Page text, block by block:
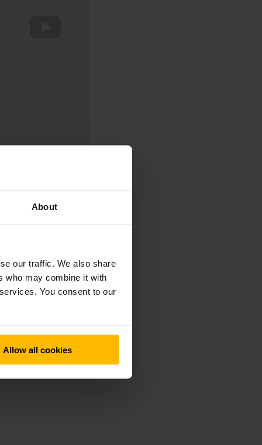
About
our traffic. We also share
who may combine it with
You consent to our
Allow all cookies
és költségeket
A gépekbe
különböző
bővíthető.